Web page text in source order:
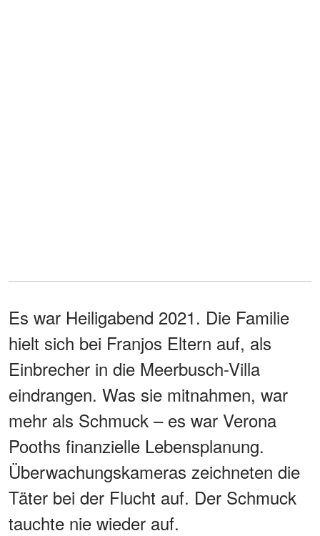
Es war Heiligabend 2021. Die Familie
hielt sich bei Franjos Eltern auf, als
Einbrecher in die Meerbusch-Villa
eindrangen. Was sie mitnahmen, war
mehr als Schmuck – es war Verona
Pooths finanzielle Lebensplanung.
Überwachungskameras zeichneten die
Täter bei der Flucht auf. Der Schmuck
tauchte nie wieder auf.